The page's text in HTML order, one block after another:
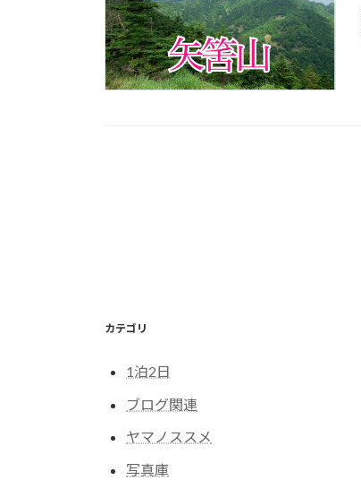
カテゴリ
1泊2日
ブログ関連
ヤマノススメ
写真庫